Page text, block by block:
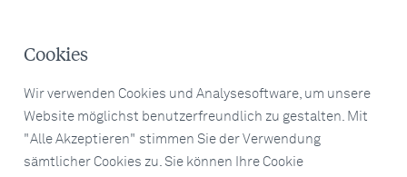
Cookies
Wir verwenden Cookies und Analysesoftware, um unsere
Website möglichst benutzerfreundlich zu gestalten. Mit
"Alle Akzeptieren" stimmen Sie der Verwendung
sämtlicher Cookies zu. Sie können Ihre Cookie